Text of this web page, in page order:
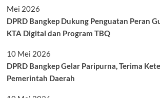
Mei 2026
DPRD Bangkep Dukung Penguatan Peran
KTA Digital dan Program TBQ
10 Mei 2026
DPRD Bangkep Gelar Paripurna, Terima
Pemerintah Daerah